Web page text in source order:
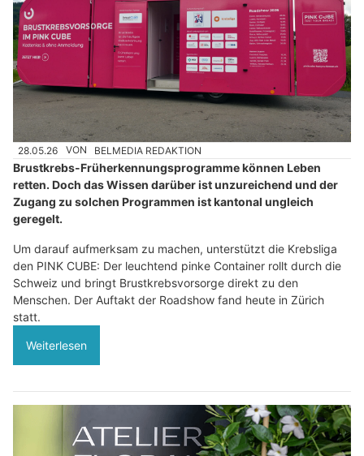
28.05.26 VON BELMEDIA REDAKTION
Brustkrebs-Früherkennungsprogramme können Leben
retten. Doch das Wissen darüber ist unzureichend und der
Zugang zu solchen Programmen ist kantonal ungleich
geregelt.
Um darauf aufmerksam zu machen, unterstützt die Krebsliga
den PINK CUBE: Der leuchtend pinke Container rollt durch die
Schweiz und bringt Brustkrebsvorsorge direkt zu den
Menschen. Der Auftakt der Roadshow fand heute in Zürich
statt.
Weiterlesen